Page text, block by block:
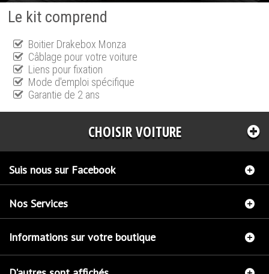
Le kit comprend
Boitier Drakebox Monza
Câblage pour votre voiture
Liens pour fixation
Mode d'emploi spécifique
Garantie de 2 ans
CHOISIR VOITURE
Suis nous sur Facebook
Nos Services
Informations sur votre boutique